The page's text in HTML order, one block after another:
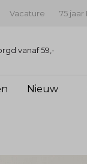
Vacature 75
vanaf 59,-
Nieuw